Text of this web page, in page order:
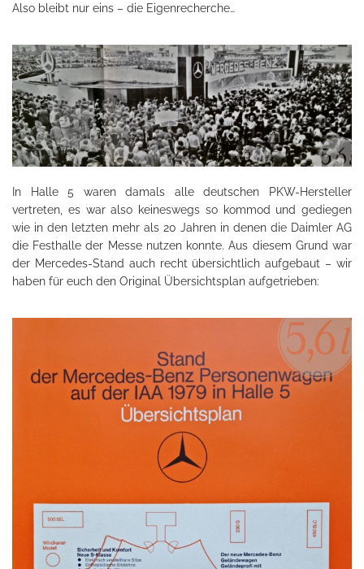
Also bleibt nur eins – die Eigenrecherche…
In Halle 5 waren damals alle deutschen PKW-Hersteller
vertreten, es war also keineswegs so kommod und gediegen
wie in den letzten mehr als 20 Jahren in denen die Daimler AG
die Festhalle der Messe nutzen konnte. Aus diesem Grund war
der Mercedes-Stand auch recht übersichtlich aufgebaut – wir
haben für euch den Original Übersichtsplan aufgetrieben: